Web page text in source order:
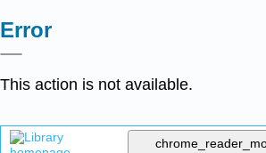
Error
This action is not available.